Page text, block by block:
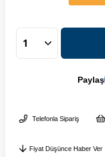
Paylaş
Telefonla Sipariş
Fiyat Düşünce Haber Ver